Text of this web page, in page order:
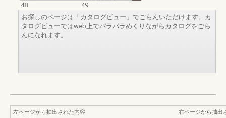
48
49
お探しのページは「カタログビュー」でごらんいただけます。カ
タログビューではweb上でパラパラめくりながらカタログをごら
んになれます。
左ページから抽出された内容
右ページから抽出